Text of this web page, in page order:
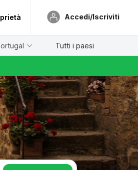
Accedi/Iscriviti
Tutti i paesi